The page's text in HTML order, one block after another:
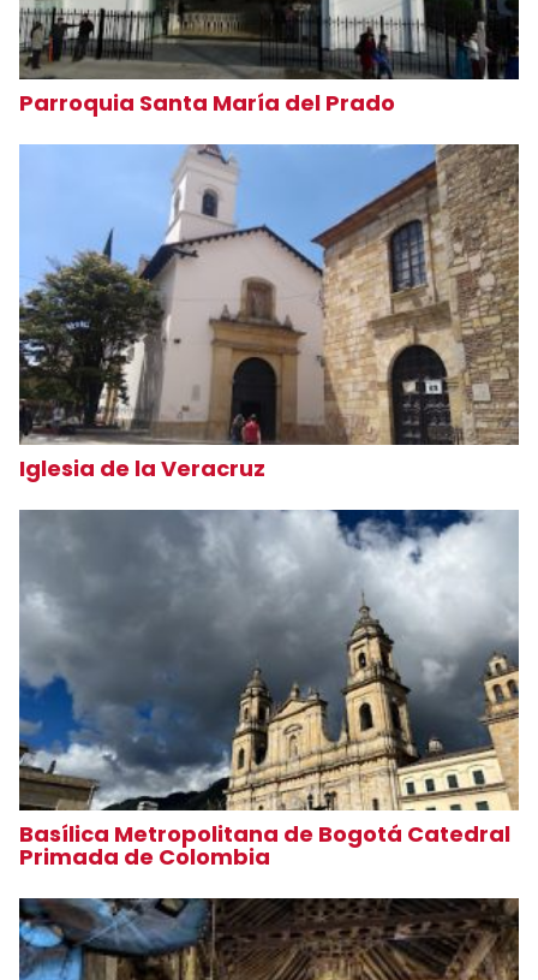
Parroquia Santa María del Prado
Iglesia de la Veracruz
Basílica Metropolitana de Bogotá Catedral
Primada de Colombia